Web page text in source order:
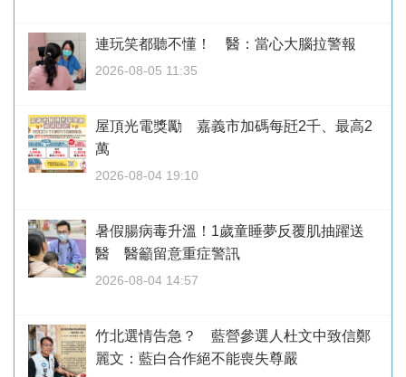
連玩笑都聽不懂！ 醫：當心大腦拉警報
2026-08-05 11:35
屋頂光電獎勵 嘉義市加碼每瓩2千、最高2
萬
2026-08-04 19:10
暑假腸病毒升溫！1歲童睡夢反覆肌抽躍送
醫 醫籲留意重症警訊
2026-08-04 14:57
竹北選情告急？ 藍營參選人杜文中致信鄭
麗文：藍白合作絕不能喪失尊嚴